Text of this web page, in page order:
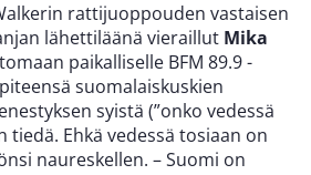
rattijuoppouden vastaisen
lähettiläänä vieraillut Mika
paikalliselle BFM 89.9 -
suomalaiskuskien
syistä (”onko vedessä
tiedä. Ehkä vedessä tosiaan on
naureskellen. – Suomi on